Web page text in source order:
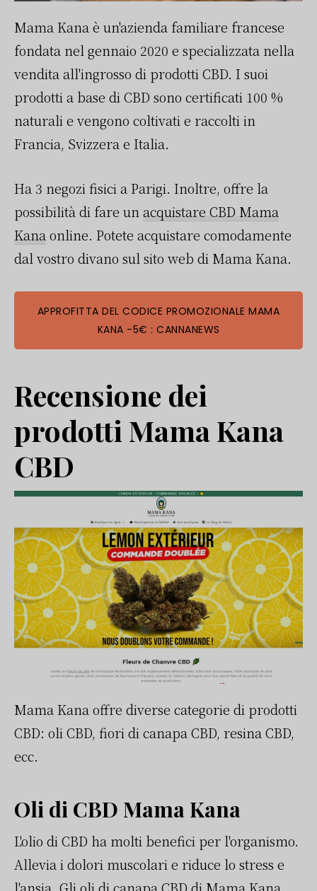
Mama Kana è un'azienda familiare francese
fondata nel gennaio 2020 e specializzata nella
vendita all'ingrosso di prodotti CBD. I suoi
prodotti a base di CBD sono certificati 100 %
naturali e vengono coltivati e raccolti in
Francia, Svizzera e Italia.
Ha 3 negozi fisici a Parigi. Inoltre, offre la
possibilità di fare un acquistare CBD Mama
Kana online. Potete acquistare comodamente
dal vostro divano sul sito web di Mama Kana.
APPROFITTA DEL CODICE PROMOZIONALE MAMA
KANA -5€ : CANNANEWS
Recensione dei
prodotti Mama Kana
CBD
Mama Kana offre diverse categorie di prodotti
CBD: oli CBD, fiori di canapa CBD, resina CBD,
ecc.
Oli di CBD Mama Kana
L'olio di CBD ha molti benefici per l'organismo.
Allevia i dolori muscolari e riduce lo stress e
l'ansia. Gli oli di canapa CBD di Mama Kana